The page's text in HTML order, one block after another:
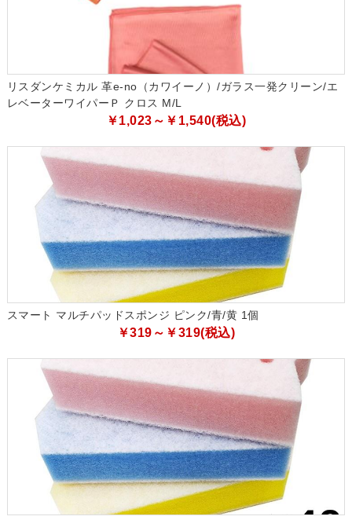
リスダンケミカル 革e-no（カワイーノ）/ガラス一発クリーン/エ
レベーターワイパーＰ クロス M/L
￥1,023～￥1,540(税込)
スマート マルチパッドスポンジ ピンク/青/黄 1個
￥319～￥319(税込)